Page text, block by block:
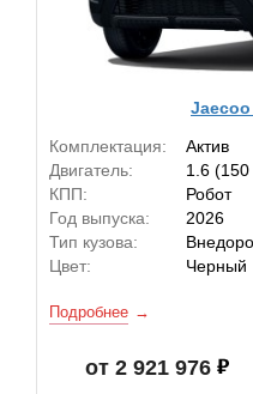
Jaecoo
Комплектация:
Актив
Двигатель:
1.6 (150
КПП:
Робот
Год выпуска:
2026
Тип кузова:
Цвет:
Черный
Подробнее
от 2 921 976